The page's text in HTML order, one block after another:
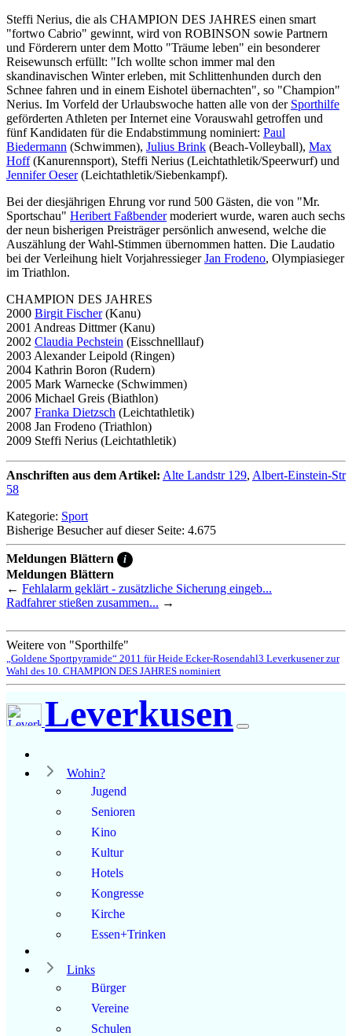
Steffi Nerius, die als CHAMPION DES JAHRES einen smart
"fortwo Cabrio" gewinnt, wird von ROBINSON sowie Partnern
und Förderern unter dem Motto "Träume leben" ein besonderer
Reisewunsch erfüllt: "Ich wollte schon immer mal den
skandinavischen Winter erleben, mit Schlittenhunden durch den
Schnee fahren und in einem Eishotel übernachten", so "Champion"
Nerius. Im Vorfeld der Urlaubswoche hatten alle von der Sporthilfe
geförderten Athleten per Internet eine Vorauswahl getroffen und
fünf Kandidaten für die Endabstimmung nominiert: Paul
Biedermann (Schwimmen), Julius Brink (Beach-Volleyball), Max
Hoff(Kanurennsport), Steffi Nerius (Leichtathletik/Speerwurf) und
Jennifer Oeser(Leichtathletik/Siebenkampf).
Bei der diesjährigen Ehrung vor rund 500 Gästen, die von "Mr.
Sportschau" Heribert Faßbendermoderiert wurde, waren auch sechs
der neun bisherigen Preisträger persönlich anwesend, welche die
Auszählung der Wahl-Stimmen übernommen hatten. Die Laudatio
bei der Verleihung hielt VorjahressiegerJan Frodeno, Olympiasieger
im Triathlon.
CHAMPION DES JAHRES
2000 Birgit Fischer(Kanu)
2001 Andreas Dittmer (Kanu)
2002 Claudia Pechstein (Eisschnelllauf)
2003 Alexander Leipold (Ringen)
2004 Kathrin Boron (Rudern)
2005 Mark Warnecke (Schwimmen)
2006 Michael Greis (Biathlon)
2007 Franka Dietzsch (Leichtathletik)
2008 Jan Frodeno (Triathlon)
2009 Steffi Nerius (Leichtathletik)
Anschriften aus dem Artikel: Alte Landstr 129, Albert-Einstein-Str
58
Kategorie: Sport
Bisherige Besucher auf dieser Seite: 4.675
Meldungen Blättern i
Meldungen Blättern
← Fehlalarm geklärt - zusätzliche Sicherung eingeb...
Radfahrer stießen zusammen... →
Weitere von "Sporthilfe"
„Goldene Sportpyramide“ 2011 für Heide Ecker-Rosendahl3 Leverkusener zur
Wahl des 10. CHAMPION DES JAHRES nominiert
Leverkusen
Wohin?
Jugend
Senioren
Kino
Kultur
Hotels
Kongresse
Kirche
Essen+Trinken
Links
Bürger
Vereine
Schulen